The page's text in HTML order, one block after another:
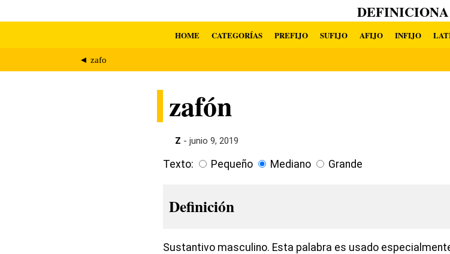
DEFINICIONA
HOME CATEGORÍAS PREFIJO SUFIJO AFIJO INFIJO
◄ zafo
zafón
Z - junio 9, 2019
Texto: Pequeño Mediano Grande
Definición
Sustantivo masculino. Esta palabra es usado